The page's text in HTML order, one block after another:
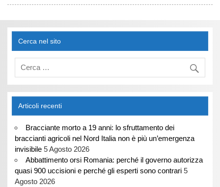
Cerca nel sito
Articoli recenti
Bracciante morto a 19 anni: lo sfruttamento dei
braccianti agricoli nel Nord Italia non è più un’emergenza
invisibile 5 Agosto 2026
Abbattimento orsi Romania: perché il governo autorizza
quasi 900 uccisioni e perché gli esperti sono contrari 5
Agosto 2026